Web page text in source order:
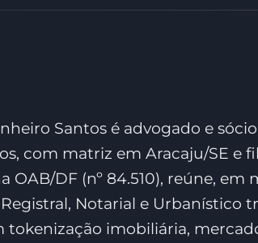
Santos é advogado e
com matriz em Aracaju/SE e
OAB/DF (nº 84.510), reúne,
Notarial e Urbanístico
tokenização imobiliária,